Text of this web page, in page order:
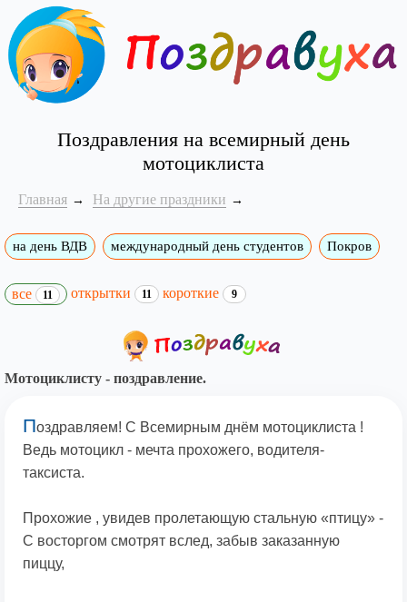
Поздравления на всемирный день
мотоциклиста
Главная На другие праздники
на день ВДВ международный день студентов Покров
все 11 открытки 11 короткие 9
Мотоциклисту - поздравление.
Поздравляем! С Всемирным днём мотоциклиста !
Ведь мотоцикл - мечта прохожего, водителя-
таксиста.
Прохожие , увидев пролетающую стальную «птицу» -
С восторгом смотрят вслед, забыв заказанную
пиццу,